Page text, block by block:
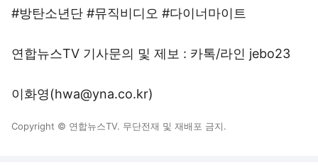
#방탄소년단 #뮤직비디오 #다이너마이트
연합뉴스TV 기사문의 및 제보 : 카톡/라인 jebo23
이화영(hwa@yna.co.kr)
Copyright © 연합뉴스TV. 무단전재 및 재배포 금지.